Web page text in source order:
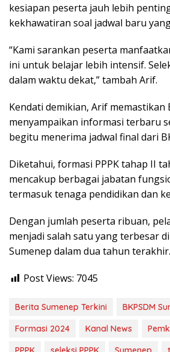
kesiapan peserta jauh lebih
kekhawatiran soal jadwal baru
“Kami sarankan peserta
ini untuk belajar lebih intensif.
dalam waktu dekat,” tambah Arif.
Kendati demikian, Arif memastikan
menyampaikan informasi terbaru
begitu menerima jadwal final dari
Diketahui, formasi PPPK tahap II
mencakup berbagai jabatan
termasuk tenaga pendidikan dan
Dengan jumlah peserta ribuan,
menjadi salah satu yang terbesar
Sumenep dalam dua tahun
Post Views: 7045
Berita Sumenep Terkini
BKPSDM
Formasi 2024
Kanal News